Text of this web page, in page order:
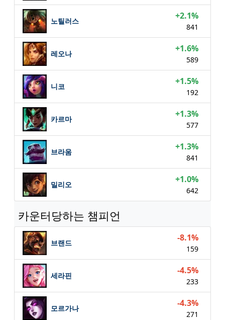
노틸러스 +2.1%
841
레오나 +1.6%
589
니코 +1.5%
192
카르마 +1.3%
577
브라움 +1.3%
841
밀리오 +1.0%
642
카운터당하는 챔피언
브랜드 -8.1%
159
세라핀 -4.5%
233
모르가나 -4.3%
271